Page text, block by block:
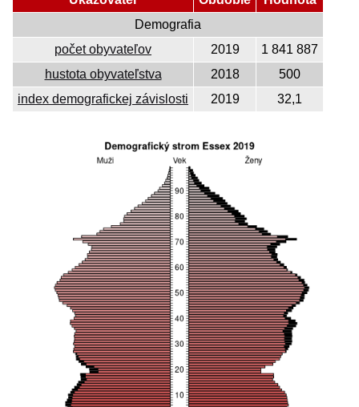
Demografia
počet obyvateľov
2019
1 841 887
hustota obyvateľstva
2018
500
index demografickej závislosti
2019 32,1